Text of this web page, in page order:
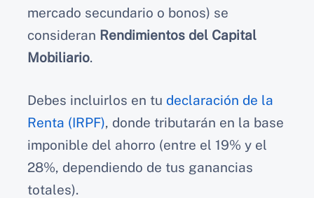
mercado secundario o bonos) se
consideran Rendimientos del Capital
Mobiliario.
Debes incluirlos en tu declaración de la
Renta (IRPF), donde tributarán en la base
imponible del ahorro (entre el 19% y el
28%, dependiendo de tus ganancias
totales).